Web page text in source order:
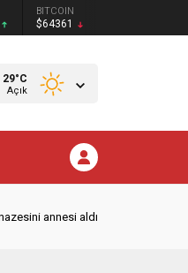
BITCOIN
$64361
29°C
Açık
annesi aldı